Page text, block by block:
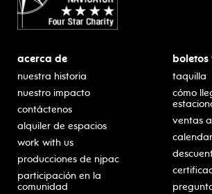
acerca de
nuestra historia
nuestro impacto
contáctenos
alquiler de espacios
work with us
producciones de njpac
participación en la
comunidad
boletos
taquilla
cómo
ventas